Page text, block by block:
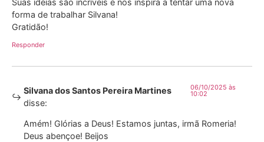
Suas ideias são incríveis e nos inspira a tentar uma nova
forma de trabalhar Silvana!
Gratidão!
Responder
Silvana dos Santos Pereira Martines
disse:
06/10/2025 às
10:02
Amém! Glórias a Deus! Estamos juntas, irmã Romeria!
Deus abençoe! Beijos